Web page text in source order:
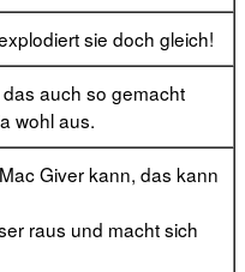
sie doch gleich!
auch so gemacht
wohl aus.
Giver kann, das kann
raus und macht sich